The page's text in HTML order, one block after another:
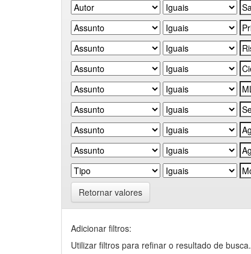
Retornar valores
Adicionar filtros:
Utilizar filtros para refinar o resultado de busca.